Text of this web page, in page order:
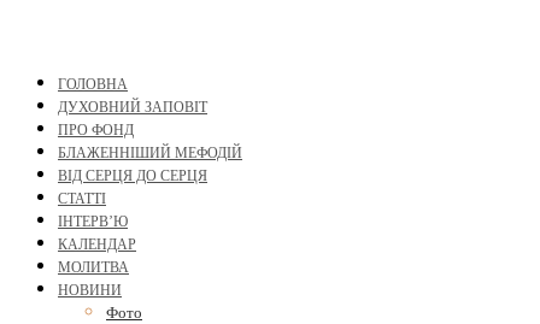
ГОЛОВНА
ДУХОВНИЙ ЗАПОВІТ
ПРО ФОНД
БЛАЖЕННІШИЙ МЕФОДІЙ
ВІД СЕРЦЯ ДО СЕРЦЯ
СТАТТІ
ІНТЕРВ’Ю
КАЛЕНДАР
МОЛИТВА
НОВИНИ
Фото